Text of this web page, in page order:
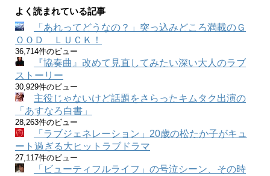
よく読まれている記事
「あれってどうなの？」突っ込みどころ満載のＧ
ＯＯＤ ＬＵＣＫ！
36,714件のビュー
『協奏曲』改めて見直してみたい深い大人のラブ
ストーリー
30,929件のビュー
主役じゃないけど話題をさらったキムタク出演の
「あすなろ白書」
28,263件のビュー
「ラブジェネレーション」20歳の松たか子がキュ
ート過ぎる大ヒットラブドラマ
27,117件のビュー
「ビューティフルライフ」の号泣シーン、その時